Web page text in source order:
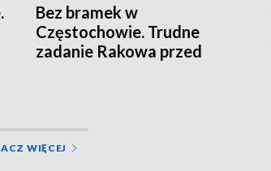
Bez bramek w
Częstochowie. Trudne
zadanie Rakowa przed
WIĘCEJ